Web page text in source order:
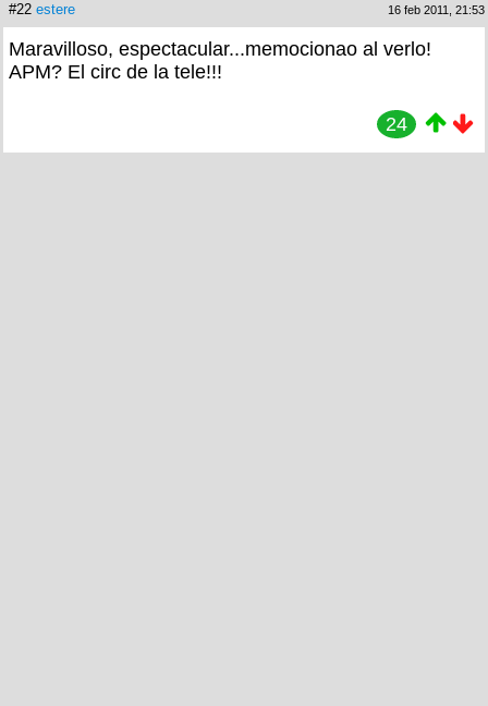
#22 estere 16 feb 2011, 21:53
Maravilloso, espectacular...memocionao al verlo!
APM? El circ de la tele!!!
24